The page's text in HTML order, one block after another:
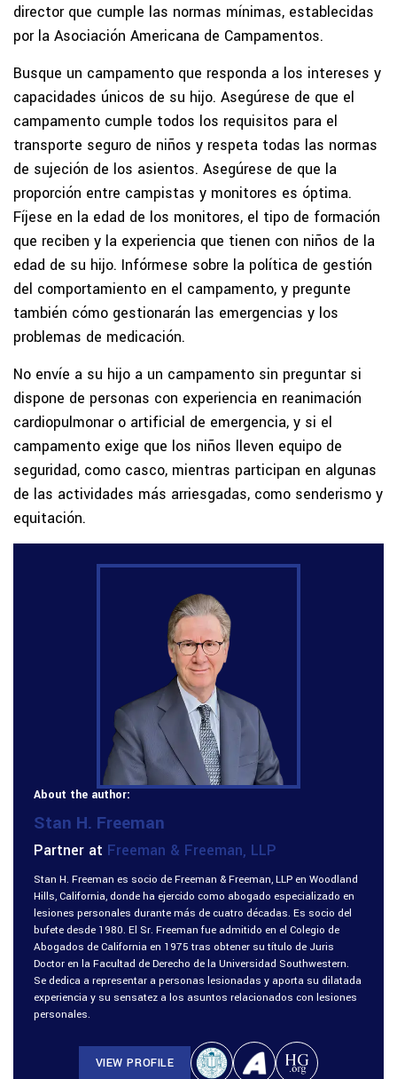
director que cumple las normas mínimas, establecidas
por la Asociación Americana de Campamentos.
Busque un campamento que responda a los intereses y
capacidades únicos de su hijo. Asegúrese de que el
campamento cumple todos los requisitos para el
transporte seguro de niños y respeta todas las normas
de sujeción de los asientos. Asegúrese de que la
proporción entre campistas y monitores es óptima.
Fíjese en la edad de los monitores, el tipo de formación
que reciben y la experiencia que tienen con niños de la
edad de su hijo. Infórmese sobre la política de gestión
del comportamiento en el campamento, y pregunte
también cómo gestionarán las emergencias y los
problemas de medicación.
No envíe a su hijo a un campamento sin preguntar si
dispone de personas con experiencia en reanimación
cardiopulmonar o artificial de emergencia, y si el
campamento exige que los niños lleven equipo de
seguridad, como casco, mientras participan en algunas
de las actividades más arriesgadas, como senderismo y
equitación.
About the author:
Stan H. Freeman
Partner at Freeman & Freeman, LLP
Stan H. Freeman es socio de Freeman & Freeman, LLP en Woodland
Hills, California, donde ha ejercido como abogado especializado en
lesiones personales durante más de cuatro décadas. Es socio del
bufete desde 1980. El Sr. Freeman fue admitido en el Colegio de
Abogados de California en 1975 tras obtener su título de Juris
Doctor en la Facultad de Derecho de la Universidad Southwestern.
Se dedica a representar a personas lesionadas y aporta su dilatada
experiencia y su sensatez a los asuntos relacionados con lesiones
personales.
VIEW PROFILE